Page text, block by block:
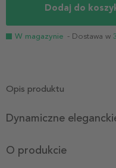
Dodaj do
W magazynie - Dostawa w
Opis produktu
Dynamiczne
O produkcie